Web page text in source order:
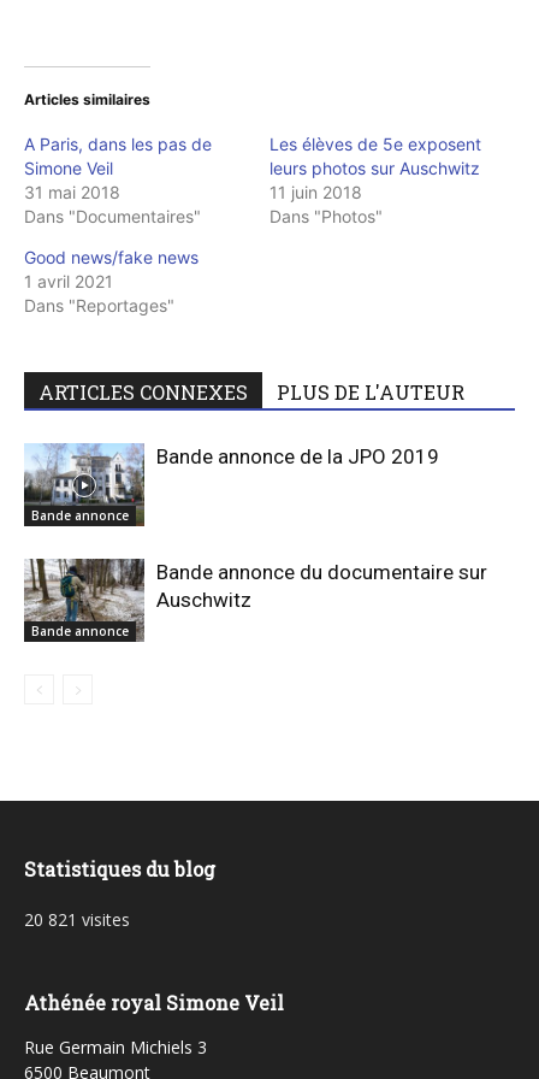
Articles similaires
A Paris, dans les pas de
Simone Veil
31 mai 2018
Dans "Documentaires"
Les élèves de 5e exposent
leurs photos sur Auschwitz
11 juin 2018
Dans "Photos"
Good news/fake news
1 avril 2021
Dans "Reportages"
ARTICLES CONNEXES PLUS DE L'AUTEUR
Bande annonce
Bande annonce de la JPO 2019
Bande annonce
Bande annonce du documentaire sur
Auschwitz
Statistiques du blog
20 821 visites
Athénée royal Simone Veil
Rue Germain Michiels 3
6500 Beaumont